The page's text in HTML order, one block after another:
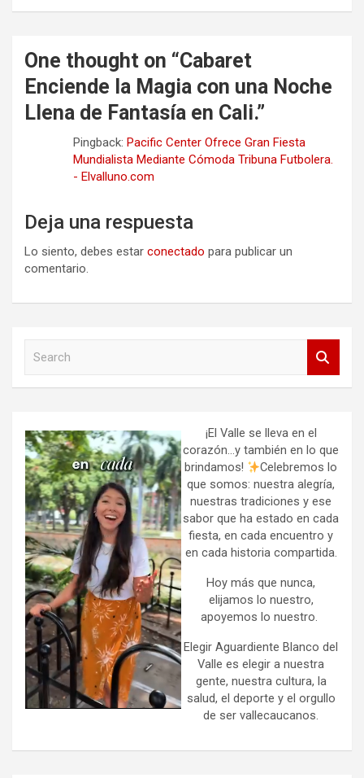
One thought on “Cabaret
Enciende la Magia con una Noche
Llena de Fantasía en Cali.”
Pingback: Pacific Center Ofrece Gran Fiesta
Mundialista Mediante Cómoda Tribuna Futbolera.
- Elvalluno.com
Deja una respuesta
Lo siento, debes estar conectado para publicar un
comentario.
h
¡El Valle se lleva en el
corazón…y también en lo que
brindamos!
Celebremos lo
que somos: nuestra alegría,
nuestras tradiciones y ese
sabor que ha estado en cada
fiesta, en cada encuentro y
en cada historia compartida.
Hoy más que nunca,
elijamos lo nuestro,
apoyemos lo nuestro.
Elegir Aguardiente Blanco del
Valle es elegir a nuestra
gente, nuestra cultura, la
salud, el deporte y el orgullo
de ser vallecaucanos.